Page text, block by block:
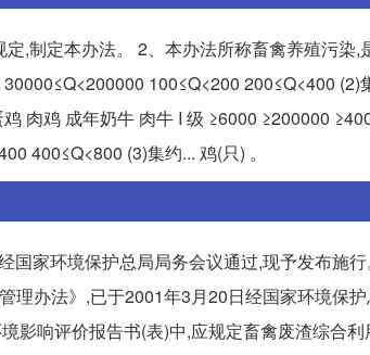
,制定本办法。 2、本办法所称畜禽养殖污染,
100≤Q<200 200≤Q<400 (2)
肉鸡 成年奶牛 肉牛 I 级 ≥6000 ≥200000
400≤Q<800 (3)集约... 鸡(只) 。
家环境保护总局局务会议通过,现予发布施行
理办法》,已于2001年3月20日经国家环境保
影响评价报告书(表)中,应规定畜禽废渣综合利